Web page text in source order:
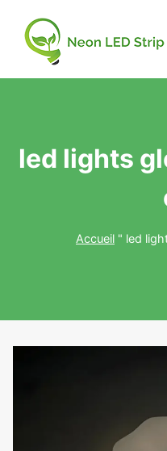
led lights
Accueil " led